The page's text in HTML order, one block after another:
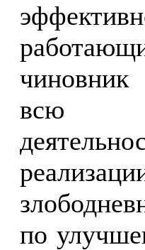
чиновник
всю
по